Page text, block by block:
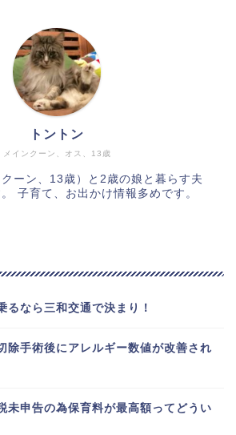
メインクーン、オス、13歳
トントン
ーン、13歳）と2歳の娘と暮らす夫
子育て、お出かけ情報多めです。
るなら三和交通で決まり！
除手術後にアレルギー数値が改善され
未申告の為保育料が最高額ってどうい